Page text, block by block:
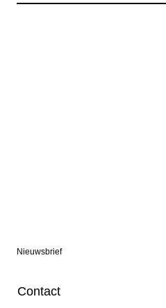
Nieuwsbrief
Contact